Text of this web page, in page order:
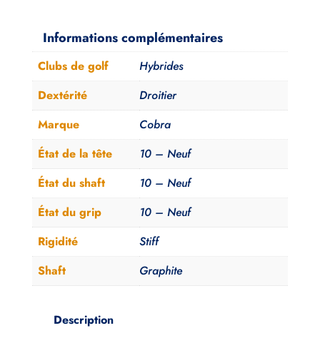
4
Cobra
King
Tec
Stiff
Informations complémentaires
Clubs de golf
Hybrides
Dextérité
Droitier
Marque
Cobra
État de la tête
10 – Neuf
État du shaft
10 – Neuf
État du grip
10 – Neuf
Rigidité
Stiff
Shaft
Graphite
Description